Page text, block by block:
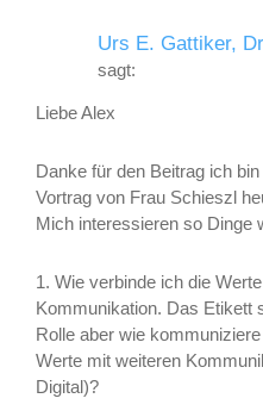
Urs E. Gattiker,
sagt:
Liebe Alex
Danke für den Beitrag ich
Vortrag von Frau Schieszl
Mich interessieren so Dinge
1. Wie verbinde ich die
Kommunikation. Das Etikett
Rolle aber wie
Werte mit weiteren
Digital)?